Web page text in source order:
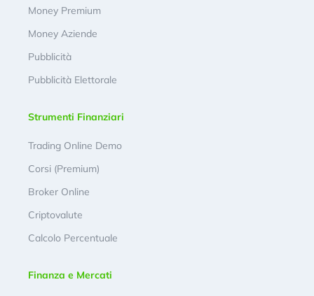
Money Premium
Money Aziende
Pubblicità
Pubblicità Elettorale
Strumenti Finanziari
Trading Online Demo
Corsi (Premium)
Broker Online
Criptovalute
Calcolo Percentuale
Finanza e Mercati